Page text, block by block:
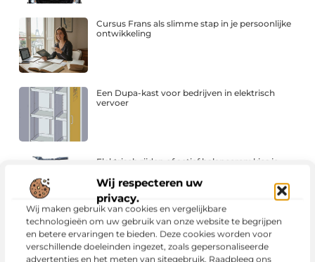
Wij respecteren uw
privacy.
Wij maken gebruik van cookies en vergelijkbare
technologieën om uw gebruik van onze website te begrijpen
en betere ervaringen te bieden. Deze cookies worden voor
verschillende doeleinden ingezet, zoals gepersonaliseerde
advertenties en het meten van sitegebruik. Raadpleeg ons
Cursus Frans als slimme stap in je persoonlijke
ontwikkeling
Een Dupa-kast voor bedrijven in elektrisch
vervoer
Elektrisch rijden of actief balanceren: kies je
Zakelijk leasebedrag berekenen: welke
factoren bepalen uw maandelijkse kosten?